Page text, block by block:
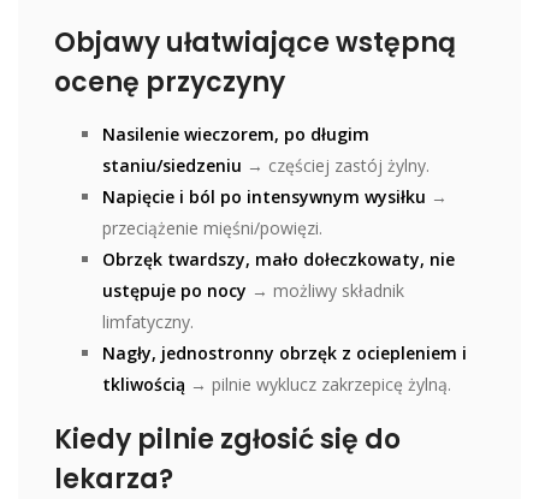
Objawy ułatwiające wstępną
ocenę przyczyny
Nasilenie wieczorem, po długim
staniu/siedzeniu → częściej zastój żylny.
Napięcie i ból po intensywnym wysiłku →
przeciążenie mięśni/powięzi.
Obrzęk twardszy, mało dołeczkowaty, nie
ustępuje po nocy → możliwy składnik
limfatyczny.
Nagły, jednostronny obrzęk z ociepleniem i
tkliwością → pilnie wyklucz zakrzepicę żylną.
Kiedy pilnie zgłosić się do
lekarza?